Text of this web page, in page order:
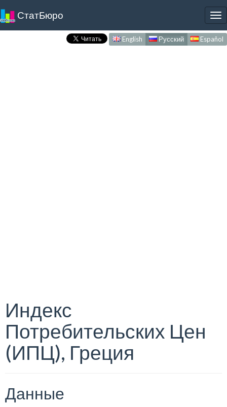
СтатБюро
English Русский Español
Индекс
Потребительских Цен
(ИПЦ), Греция
Данные